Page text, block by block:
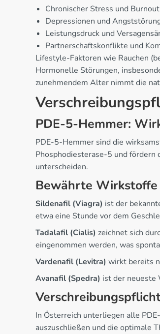
Chronischer Stress und
Depressionen und
Leistungsdruck und
Partnerschaftskonflikte und
Lifestyle-Faktoren wie Rauchen
Hormonelle Störungen,
zunehmendem Alter nimmt die
PDE-5-Hemmer:
PDE-5-Hemmer sind die
Phosphodiesterase-5 und fördern
unterscheiden.
Bewährte
Sildenafil (Viagra) ist der
etwa eine Stunde vor dem
Tadalafil (Cialis) zeichnet sich
eingenommen werden, was
Vardenafil (Levitra) wirkt bereits
Avanafil (Spedra) ist der neueste
In Österreich unterliegen alle
auszuschließen und die optimale